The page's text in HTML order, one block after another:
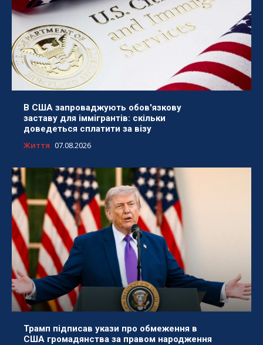
В США запроваджують обов'язкову
заставу для іммігрантів: скільки
доведеться сплатити за візу
Життя 07.08.2026
Трамп підписав укази про обмеження в
США громадянства за правом народження